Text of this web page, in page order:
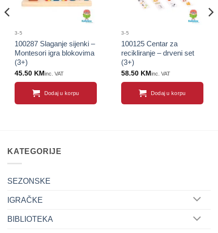
3-5
100287 Slaganje sijenki –
Montesori igra blokovima
(3+)
45.50 KMinc. VAT
Dodaj u korpu
3-5
100125 Centar za
recikliranje – drveni set
(3+)
58.50 KMinc. VAT
Dodaj u korpu
KATEGORIJE
SEZONSKE
IGRAČKE
BIBLIOTEKA